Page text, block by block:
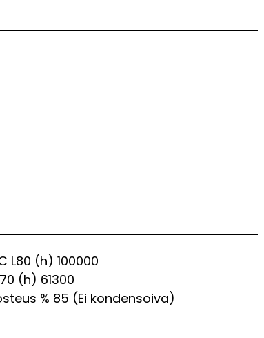
L80 (h) 100000
(h) 61300
% 85 (Ei kondensoiva)